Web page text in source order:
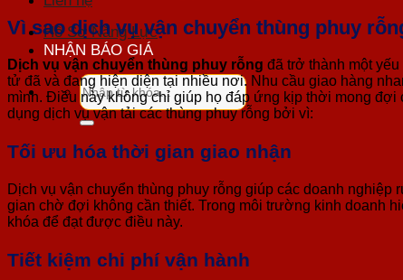
Hồ Sơ Năng Lực
NHẬN BÁO GIÁ
Tìm
kiếm:
Vì sao dịch vụ vận chuyển thùng phuy
Dịch vụ vận chuyển thùng phuy rỗng đã trở thành một
tử đã và đang hiện diện tại nhiều nơi. Nhu cầu giao hàng
mình. Điều này không chỉ giúp họ đáp ứng kịp thời mong
dụng dịch vụ vận tải các thùng phuy rỗng bởi vì:
Tối ưu hóa thời gian giao nhận
Dịch vụ vận chuyển thùng phuy rỗng giúp các doanh
gian chờ đợi không cần thiết. Trong môi trường kinh doanh
khóa để đạt được điều này.
Tiết kiệm chi phí vận hành